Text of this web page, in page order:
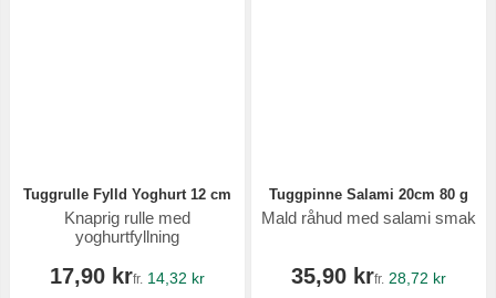
Tuggrulle Fylld Yoghurt 12 cm
Knaprig rulle med
yoghurtfyllning
17,90 krfr. 14,32 kr
Tuggpinne Salami 20cm 80 g
Mald råhud med salami smak
35,90 krfr. 28,72 kr